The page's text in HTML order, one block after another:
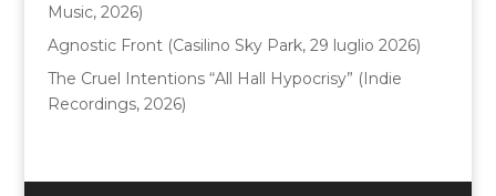
Music, 2026)
Agnostic Front (Casilino Sky Park, 29 luglio 2026)
The Cruel Intentions “All Hall Hypocrisy” (Indie
Recordings, 2026)